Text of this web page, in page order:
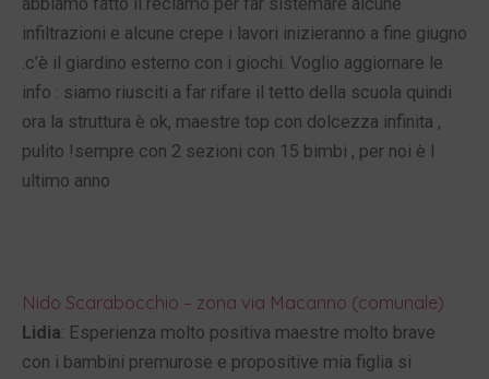
abbiamo fatto il reclamo per far sistemare alcune
infiltrazioni e alcune crepe i lavori inizieranno a fine giugno
.c’è il giardino esterno con i giochi. Voglio aggiornare le
info : siamo riusciti a far rifare il tetto della scuola quindi
ora la struttura è ok, maestre top con dolcezza infinita ,
pulito !sempre con 2 sezioni con 15 bimbi , per noi è l
ultimo anno
Nido Scarabocchio – zona via Macanno (comunale)
Lidia: Esperienza molto positiva maestre molto brave
con i bambini premurose e propositive mia figlia si